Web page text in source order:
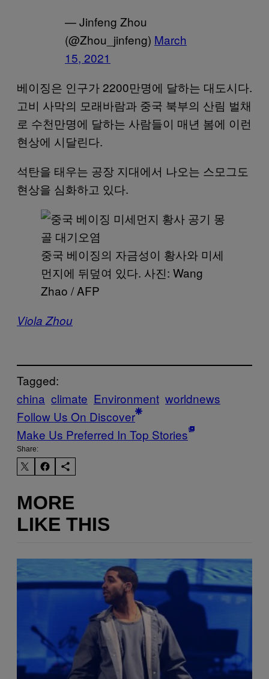
— Jinfeng Zhou
(@Zhou_jinfeng) March
15, 2021
베이징은 인구가 2200만명에 달하는 대도시다.
고비 사막의 모래바람과 중국 북부의 산림 벌채
로 수천만명에 달하는 사람들이 매년 봄에 이런
현상에 시달린다.
석탄을 태우는 공장 지대에서 나오는 스모그도
현상을 심화하고 있다.
중국 베이징의 자금성이 황사와 미세
먼지에 뒤덮여 있다. 사진: Wang
Zhao / AFP
Viola Zhou
Tagged:
china climate Environment worldnews
Follow Us On Discover
Make Us Preferred In Top Stories
Share:
MORE
LIKE THIS